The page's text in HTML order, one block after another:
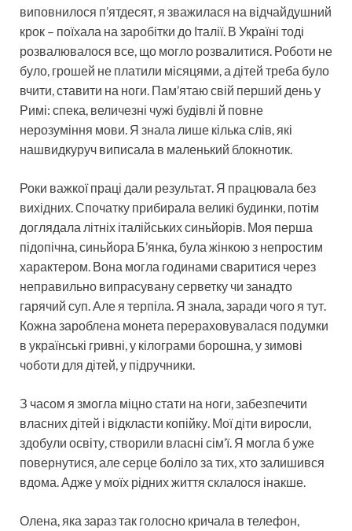
виповнилося п’ятдесят, я зважилася на відчайдушний
крок – поїхала на заробітки до Італії. В Україні тоді
розвалювалося все, що могло розвалитися. Роботи не
було, грошей не платили місяцями, а дітей треба було
вчити, ставити на ноги. Пам’ятаю свій перший день у
Римі: спека, величезні чужі будівлі й повне
нерозуміння мови. Я знала лише кілька слів, які
нашвидкуруч виписала в маленький блокнотик.
Роки важкої праці дали результат. Я працювала без
вихідних. Спочатку прибирала великі будинки, потім
доглядала літніх італійських синьйорів. Моя перша
підопічна, синьйора Б’янка, була жінкою з непростим
характером. Вона могла годинами сваритися через
неправильно випрасувану серветку чи занадто
гарячий суп. Але я терпіла. Я знала, заради чого я тут.
Кожна зароблена монета перераховувалася подумки
в українські гривні, у кілограми борошна, у зимові
чоботи для дітей, у підручники.
З часом я змогла міцно стати на ноги, забезпечити
власних дітей і відкласти копійку. Мої діти виросли,
здобули освіту, створили власні сім’ї. Я могла б уже
повернутися, але серце боліло за тих, хто залишився
вдома. Адже у моїх рідних життя склалося інакше.
Олена, яка зараз так голосно кричала в телефон,